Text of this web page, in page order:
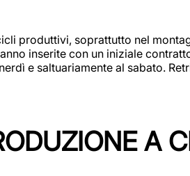
produttivi, soprattutto nel
inserite con un iniziale
e saltuariamente al sabato.
A